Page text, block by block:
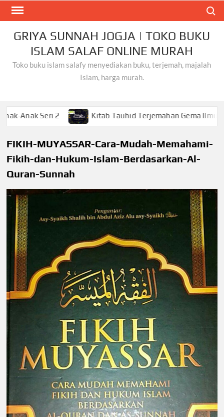
Skip
contentGRIYA SUNNAH JOGJA | TOKO BUKU
ISLAM SALAF ONLINE MURAH
Toko buku islam salafy menyediakan buku, terjemah, majalah
Islam, harga murah.
Seri 2 Kitab Tauhid Terjemahan Gema Ilmu
FIKIH-MUYASSAR-Cara-Mudah-Memahami-
Fikih-dan-Hukum-Islam-Berdasarkan-Al-
Quran-Sunnah